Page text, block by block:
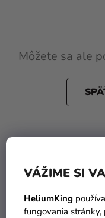
VÁŽIME SI
HeliumKing
fungovania stránky,
Pečenie
Sviatky
potreby
Personalizované
produkty
Môžete sa ale
TOVAR SKLADOM
viac ako 30 000